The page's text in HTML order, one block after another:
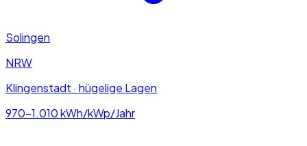
Solingen
NRW
Klingenstadt · hügelige Lagen
970–1.010kWh/kWp/Jahr